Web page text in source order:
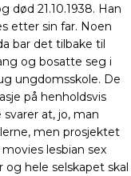
død 21.10.1938. Han
etter sin far. Noen
bar det tilbake til
og bosatte seg i
ungdomsskole. De
på henholdsvis
at, jo, man
men prosjektet
lesbian sex
hele selskapet skal